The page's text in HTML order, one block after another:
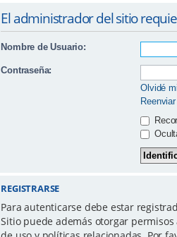
El administrador del sitio
Nombre de Usuario:
Contraseña:
Olvidé
REGISTRARSE
Para autenticarse debe estar
Sitio puede además otorgar